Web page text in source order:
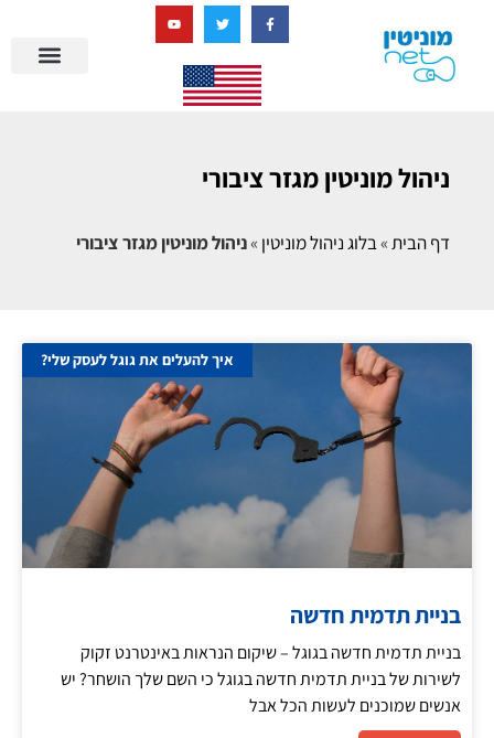
ניהול מוניטין מגזר ציבורי
דף הבית»בלוג ניהול מוניטין »ניהול מוניטין מגזר ציבורי
איך להעלים את גוגל לעסק שלי?
בניית תדמית חדשה
בניית תדמית חדשה בגוגל – שיקום הנראות באינטרנט זקוק
לשירות של בניית תדמית חדשה בגוגל כי השם שלך הושחר? יש
אנשים שמוכנים לעשות הכל אבל